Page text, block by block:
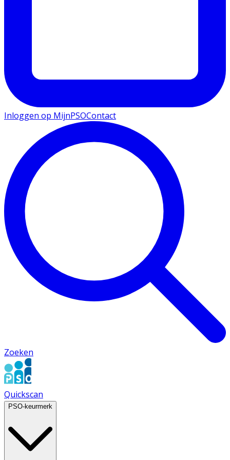
Inloggen op MijnPSOContact
Zoeken
Quickscan
PSO-keurmerk